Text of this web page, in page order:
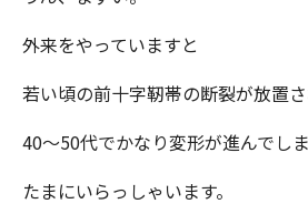
外来をやっていますと
若い頃の前十字靭帯の断裂が放置
40～50代でかなり変形が進んでし
たまにいらっしゃいます。